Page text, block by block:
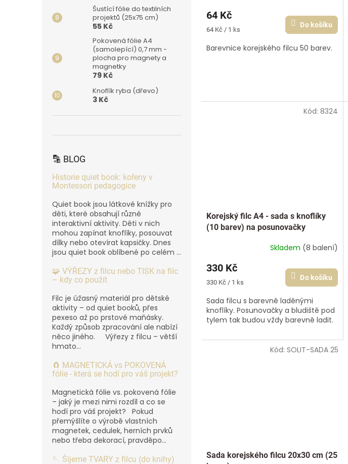
Šustící fólie do textilních
projektů (25x75 cm)
55 Kč
Pokovená fólie A4
(samolepící) 0,7 mm -
plocha pro magnety a
magnetky
79 Kč
Knoflík ryba (dřevo)
3 Kč
🔡 BLOG
Historie quiet book: kořeny v
Montessori pedagogice
Quiet book jsou látkové knížky pro
děti, které obsahují různé
interaktivní aktivity. Děti v nich
mohou zapínat knoflíky, posouvat
dílky nebo otevírat kapsičky. Dnes
jsou quiet book oblíbené po celém ...
🧩 VÝŘEZY z filcu nebo TISK na filc
– kdy co použít
Filc je úžasný materiál pro dětské
aktivity – od quiet booků, přes
pexeso až po prstové maňásky.
Každý způsob zpracování ale nabízí
něco jiného. Výřezy z filcu – větší
hmato...
🧲 MAGNETICKÁ vs POKOVENÁ
fólie - která se hodí pro váš projekt?
Magnetická fólie vs. pokovená fólie
– jaký je mezi nimi rozdíl a co se
hodí pro váš projekt? Pokud
přemýšlíte o výrobě vlastních
magnetek, cedulek, herních prvků
nebo třeba dekorací, pravděpo...
🪡 Šijeme TVARY z filcu (do knihy)
64 Kč
Měrná
64 Kč / 1 ks
Do košíku
Barevnice korejského filcu 50 barev.
Korejský filc A4 - sada s knoflíky
(10 barev) na posunovačky
Skladem (8 balení)
330 Kč
Měrná
330 Kč / 1 ks
Do košíku
Sada filcu s barevně laděnými
knoflíky. Posunovačky a bludiště pod
tylem tak budou vždy barevně ladit.
Kód: 8324
Sada korejského filcu 20x30 cm (25
Kód: SOLIT-SADA 25